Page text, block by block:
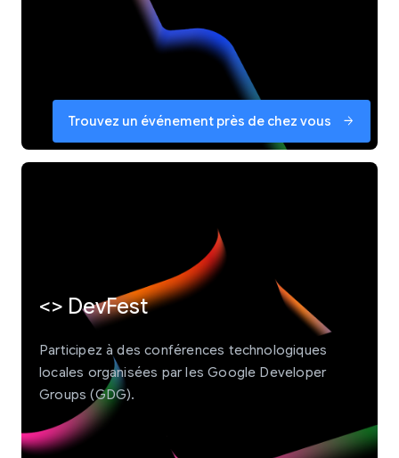
Trouvez un événement près de chez vous arrow_forward
<> DevFest
Participez à des conférences technologiques
locales organisées par les Google Developer
Groups (GDG).